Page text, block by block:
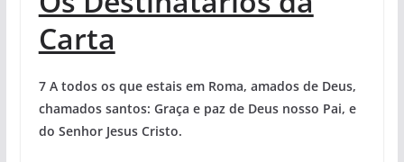
Carta
7 A todos os que estais em Roma, amados de Deus,
chamados santos: Graça e paz de Deus nosso Pai, e
do Senhor Jesus Cristo.